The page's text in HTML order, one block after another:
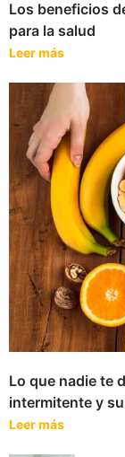
Los beneficios
para la salud
Leer más
Lo que nadie te
intermitente y
Leer más